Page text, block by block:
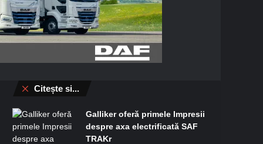
Citește si...
C
o
s
e
Galliker oferă primele Impresii
despre axa electrificată SAF
TRAKr